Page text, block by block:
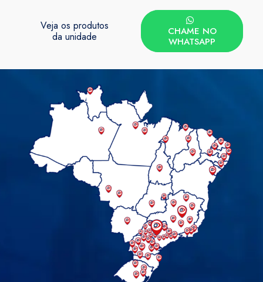
Veja os produtos
da unidade
CHAME NO
WHATSAPP